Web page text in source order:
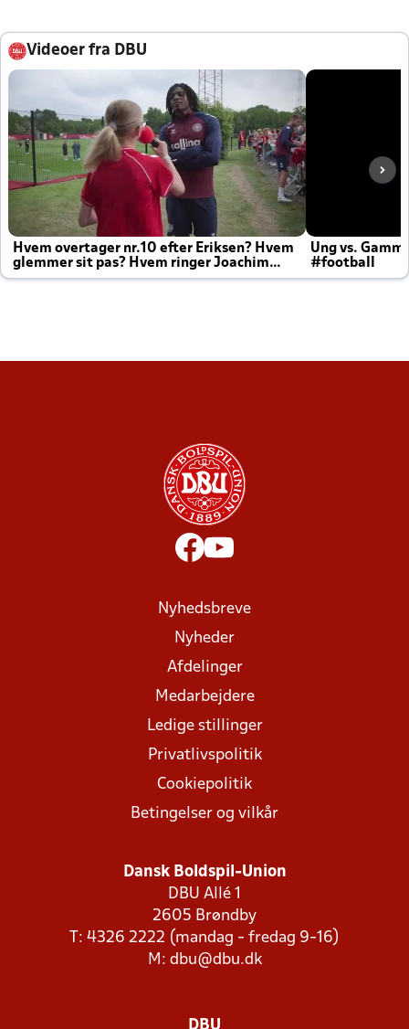
Videoer fra DBU
Hvem overtager nr.10 efter Eriksen? Hvem
glemmer sit pas? Hvem ringer Joachim
altid til efter kampe?
Ung vs.
#football
Nyhedsbreve
Nyheder
Afdelinger
Medarbejdere
Ledige stillinger
Privatlivspolitik
Cookiepolitik
Betingelser og vilkår
Dansk Boldspil-Union
DBU Allé 1
2605 Brøndby
T: 4326 2222 (mandag - fredag 9-16)
M: dbu@dbu.dk